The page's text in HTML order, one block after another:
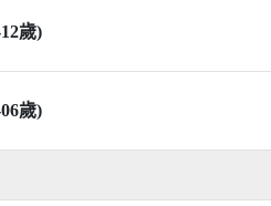
歲)
歲)